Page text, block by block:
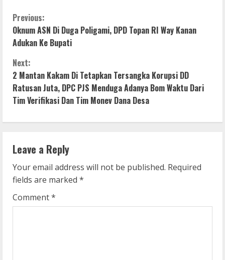
C
o
n
t
i
n
u
e
R
e
Previous:
Oknum ASN Di Duga Poligami, DPD Topan RI Way Kanan
Adukan Ke Bupati
Next:
2 Mantan Kakam Di Tetapkan Tersangka Korupsi DD
Ratusan Juta, DPC PJS Menduga Adanya Bom Waktu Dari
Tim Verifikasi Dan Tim Monev Dana Desa
Leave a Reply
Your email address will not be published. Required
fields are marked *
Comment*